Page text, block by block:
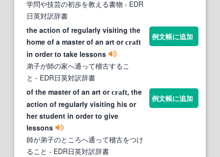
学問や技芸の初歩を教える書物 - EDR
日英対訳辞書
the action of regularly visiting the
home of a master of an art orcraft
in order to take lessons
弟子が師の家へ通って稽古するこ
と - EDR日英対訳辞書
例文帳に追加
of the master of an art orcraft, the
action of regularly visiting his or
her student in order to give
lessons
師が弟子のところへ通って稽古をつけ
ること - EDR日英対訳辞書
例文帳に追加